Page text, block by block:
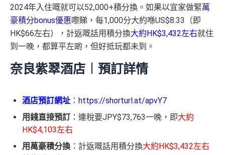
2024年入住嘅就可以52,000+積分換。如果以宜家做緊萬
豪積分bonus優惠嚟睇，每1,000分大約喺US$8.33（即
HK$66左右），計返嘅話用積分換大約HK$3,432左右就住
到一晚，都算平左啲，但好抵玩都未到。
奈良紫翠酒店︱預訂詳情
酒店預訂網址 ： https://shorturl.at/apvY7
用錢直接預訂 ：連稅要JPY$73,763一晚，即大約
HK$4,103左右
用萬豪積分換 ：計返嘅話用積分換大約HK$3,432左右